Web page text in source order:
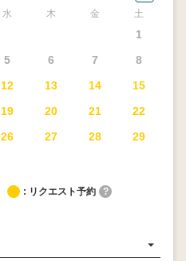
水 木 金 土
1
5 6 7
8
12 13 14
15
19 20 21
22
26 27 28
29
: リクエスト予約 ?